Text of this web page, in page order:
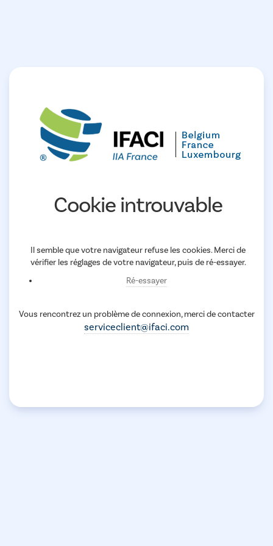
Cookie introuvable
Il semble que votre navigateur refuse les cookies. Merci de
vérifier les réglages de votre navigateur, puis de ré-essayer.
Ré-essayer
Vous rencontrez un problème de connexion, merci de contacter
serviceclient@ifaci.com